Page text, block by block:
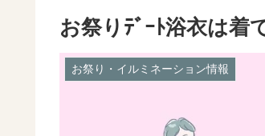
お祭りﾃﾞｰﾄ浴衣は着
お祭り・イルミネーション情報